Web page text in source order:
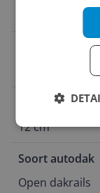
8003168014904
Product
Verpakking
12 cm
Soort autodak
Open dakrails